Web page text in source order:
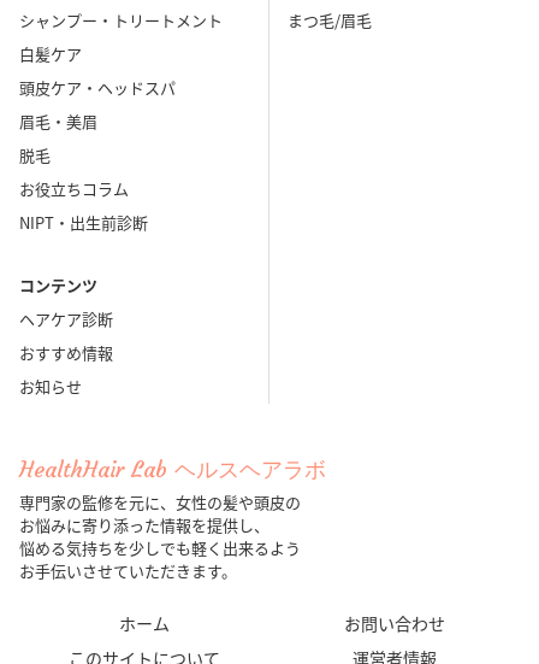
シャンプー・トリートメント
白髪ケア
頭皮ケア・ヘッドスパ
眉毛・美眉
脱毛
お役立ちコラム
NIPT・出生前診断
コンテンツ
ヘアケア診断
おすすめ情報
お知らせ
まつ毛/眉毛
HealthHair Lab ヘルスヘアラボ
専門家の監修を元に、女性の髪や頭皮の
お悩みに寄り添った情報を提供し、
悩める気持ちを少しでも軽く出来るよう
お手伝いさせていただきます。
ホーム
お問い合わせ
このサイトについて
運営者情報